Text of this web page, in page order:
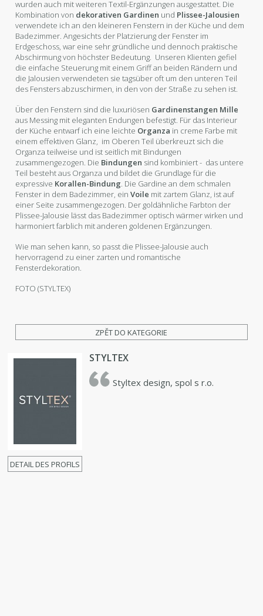
wurden auch mit weiteren Textil-Ergänzungen ausgestattet. Die
Kombination von dekorativen Gardinen und Plissee-Jalousien
verwendete ich an den kleineren Fenstern in der Küche und dem
Badezimmer. Angesichts der Platzierung der Fenster im
Erdgeschoss, war eine sehr gründliche und dennoch praktische
Abschirmung von höchster Bedeutung. Unseren Klienten gefiel
die einfache Steuerung mit einem Griff an beiden Rändern und
die Jalousien verwendeten sie tagsüber oft um den unteren Teil
des Fensters abzuschirmen, in den von der Straße zu sehen ist.
Über den Fenstern sind die luxuriösen Gardinenstangen Mille
aus Messing mit eleganten Endungen befestigt. Für das Interieur
der Küche entwarf ich eine leichte Organza in creme Farbe mit
einem effektiven Glanz, im Oberen Teil überkreuzt sich die
Organza teilweise und ist seitlich mit Bindungen
zusammengezogen. Die Bindungen sind kombiniert - das untere
Teil besteht aus Organza und bildet die Grundlage für die
expressive Korallen-Bindung. Die Gardine an dem schmalen
Fenster in dem Badezimmer, einVoile mit zartem Glanz, ist auf
einer Seite zusammengezogen. Der goldähnliche Farbton der
Plissee-Jalousie lässt das Badezimmer optisch wärmer wirken und
harmoniert farblich mit anderen goldenen Ergänzungen.
Wie man sehen kann, so passt die Plissee-Jalousie auch
hervorragend zu einer zarten und romantische
Fensterdekoration.
FOTO (STYLTEX)
ZPĚT DO KATEGORIE
DETAIL DES PROFILS
STYLTEX
Styltex design, spol s r.o.